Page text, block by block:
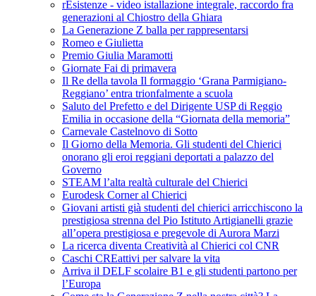
rEsistenze - video istallazione integrale, raccordo fra
generazioni al Chiostro della Ghiara
La Generazione Z balla per rappresentarsi
Romeo e Giulietta
Premio Giulia Maramotti
Giornate Fai di primavera
Il Re della tavola Il formaggio ‘Grana Parmigiano-
Reggiano’ entra trionfalmente a scuola
Saluto del Prefetto e del Dirigente USP di Reggio
Emilia in occasione della “Giornata della memoria”
Carnevale Castelnovo di Sotto
Il Giorno della Memoria. Gli studenti del Chierici
onorano gli eroi reggiani deportati a palazzo del
Governo
STEAM l’alta realtà culturale del Chierici
Eurodesk Corner al Chierici
Giovani artisti già studenti del chierici arricchiscono la
prestigiosa strenna del Pio Istituto Artigianelli grazie
all’opera prestigiosa e pregevole di Aurora Marzi
La ricerca diventa Creatività al Chierici col CNR
Caschi CREattivi per salvare la vita
Arriva il DELF scolaire B1 e gli studenti partono per
l’Europa